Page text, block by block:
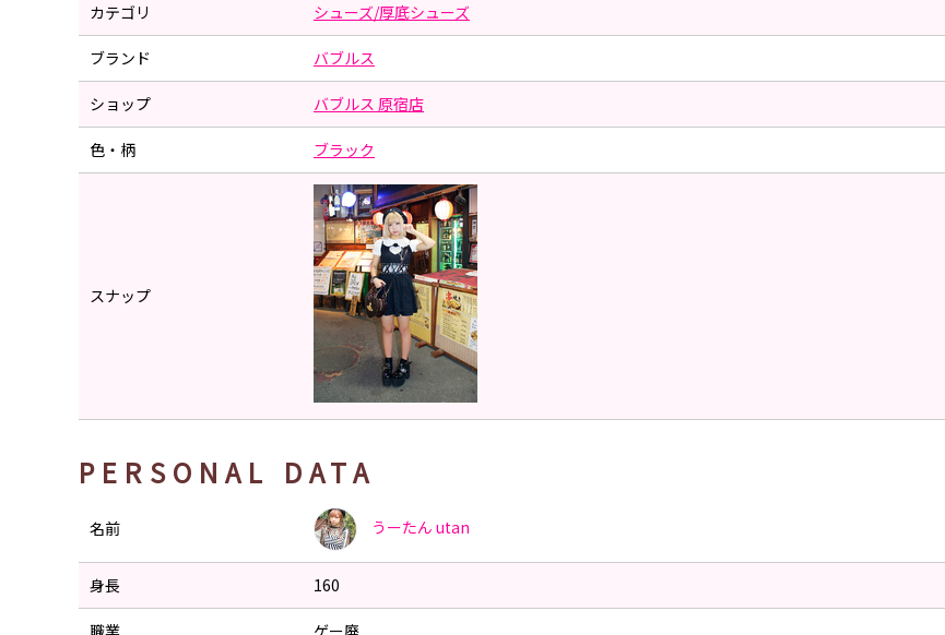
カテゴリ シューズ/厚底シューズ
ブランド バブルス
ショップ バブルス 原宿店
色・柄 ブラック
スナップ
PERSONAL DATA
名前 うーたん utan
身長 160
職業 ゲー廃